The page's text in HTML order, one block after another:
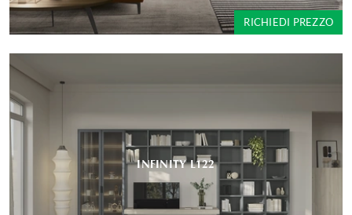
RICHIEDI PREZZO
INFINITY L122